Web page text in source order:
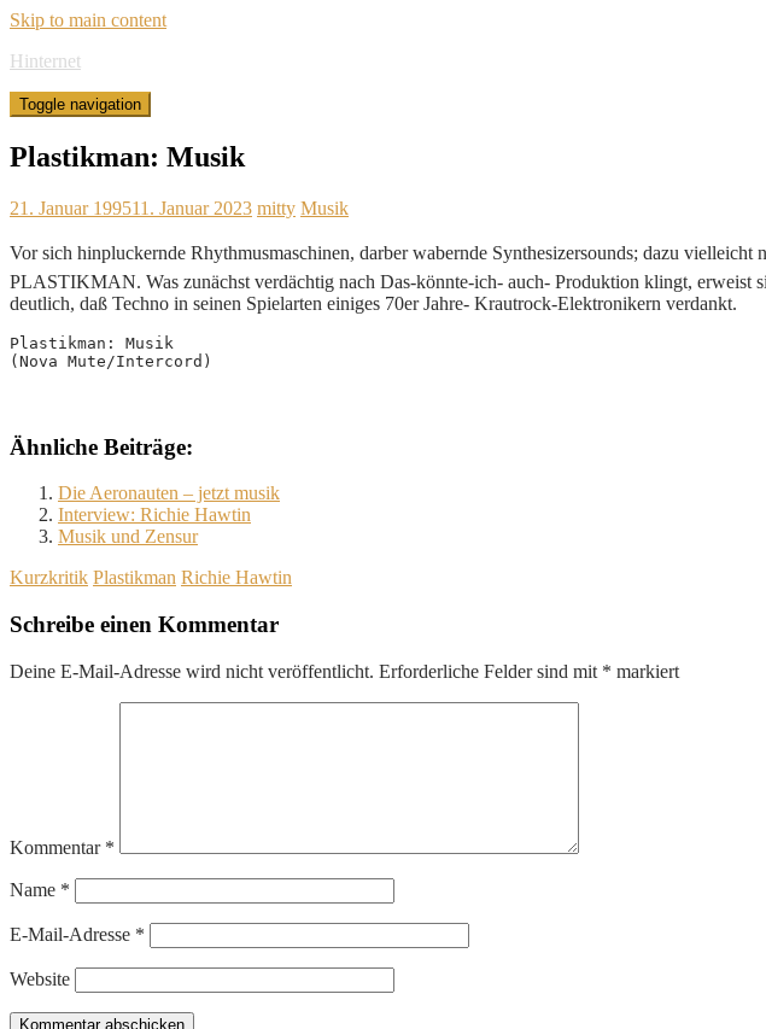
Skip to main content
Hinternet
Toggle navigation
Plastikman: Musik
21. Januar 199511. Januar 2023 mitty Musik
Vor sich hinpluckernde Rhythmusmaschinen, darber wabernde Synthesizersounds; dazu
PLASTIKMAN. Was zunächst verdächtig nach Das-könnte-ich- auch- Produktion klingt, erweist
deutlich, daß Techno in seinen Spielarten einiges 70er Jahre- Krautrock-Elektronikern verdankt.
Plastikman: Musik
(Nova Mute/Intercord)
Ähnliche Beiträge:
Die Aeronauten – jetzt musik
Interview: Richie Hawtin
Musik und Zensur
Kurzkritik Plastikman Richie Hawtin
Schreibe einen Kommentar
Deine E-Mail-Adresse wird nicht veröffentlicht. Erforderliche Felder sind mit * markiert
Kommentar *
Name *
E-Mail-Adresse *
Website